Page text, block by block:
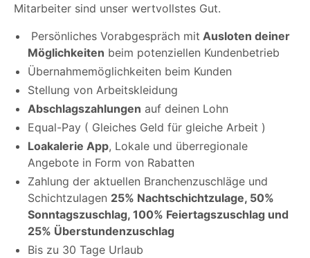
Mitarbeiter sind unser wertvollstes Gut.
Persönliches Vorabgespräch mit Ausloten deiner
Möglichkeiten beim potenziellen Kundenbetrieb
Übernahmemöglichkeiten beim Kunden
Stellung von Arbeitskleidung
Abschlagszahlungen auf deinen Lohn
Equal-Pay ( Gleiches Geld für gleiche Arbeit )
Loakalerie App, Lokale und überregionale
Angebote in Form von Rabatten
Zahlung der aktuellen Branchenzuschläge und
Schichtzulagen 25% Nachtschichtzulage, 50%
Sonntagszuschlag, 100% Feiertagszuschlag und
25% Überstundenzuschlag
Bis zu 30 Tage Urlaub